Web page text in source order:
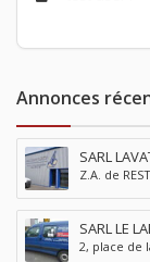
Annonces
SARL
à Plouay
Z.A. de
SARL LE
2, place de